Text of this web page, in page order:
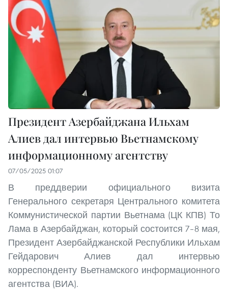
Президент Азербайджана Ильхам
Алиев дал интервью Вьетнамскому
информационному агентству
07/05/2025 01:07
В преддверии официального визита
Генерального секретаря Центрального комитета
Коммунистической партии Вьетнама (ЦК КПВ) То
Лама в Азербайджан, который состоится 7–8 мая,
Президент Азербайджанской Республики Ильхам
Гейдарович Алиев дал интервью
корреспонденту Вьетнамского информационного
агентства (ВИА).